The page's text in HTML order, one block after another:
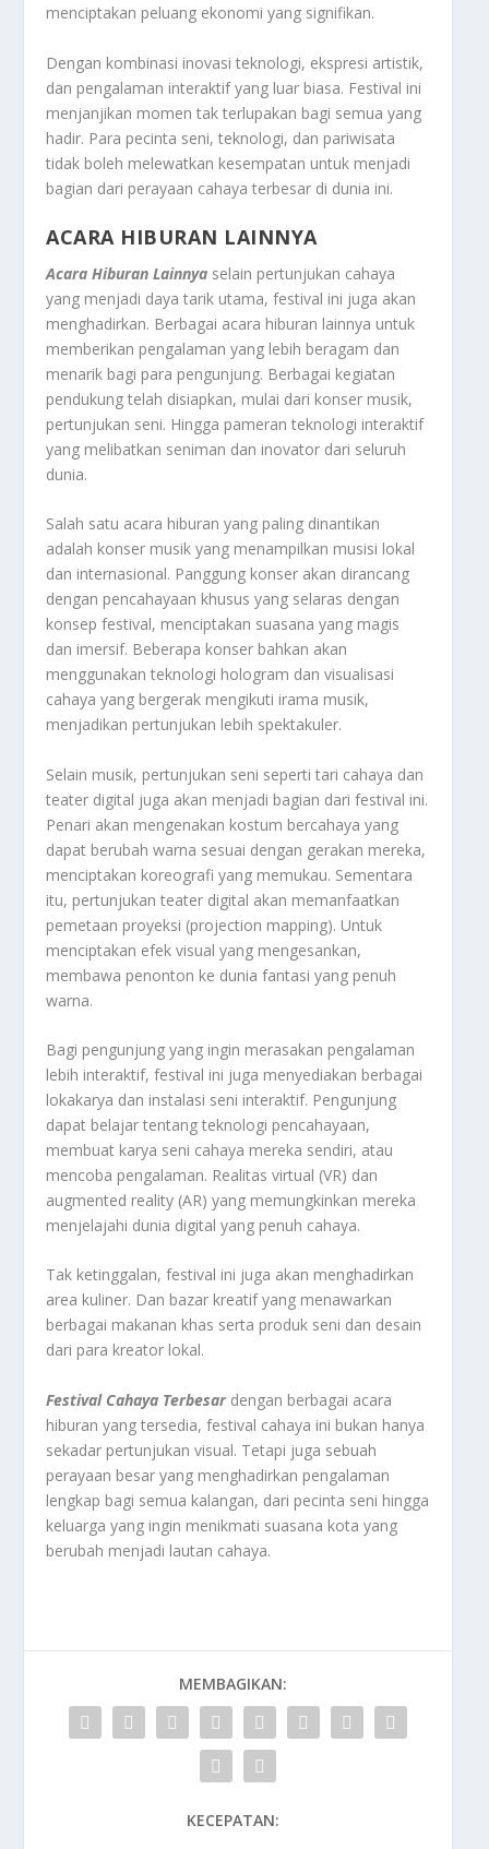
menciptakan peluang ekonomi yang signifikan.
Dengan kombinasi inovasi teknologi, ekspresi artistik,
dan pengalaman interaktif yang luar biasa. Festival ini
menjanjikan momen tak terlupakan bagi semua yang
hadir. Para pecinta seni, teknologi, dan pariwisata
tidak boleh melewatkan kesempatan untuk menjadi
bagian dari perayaan cahaya terbesar di dunia ini.
ACARA HIBURAN LAINNYA
Acara Hiburan Lainnya selain pertunjukan cahaya
yang menjadi daya tarik utama, festival ini juga akan
menghadirkan. Berbagai acara hiburan lainnya untuk
memberikan pengalaman yang lebih beragam dan
menarik bagi para pengunjung. Berbagai kegiatan
pendukung telah disiapkan, mulai dari konser musik,
pertunjukan seni. Hingga pameran teknologi interaktif
yang melibatkan seniman dan inovator dari seluruh
dunia.
Salah satu acara hiburan yang paling dinantikan
adalah konser musik yang menampilkan musisi lokal
dan internasional. Panggung konser akan dirancang
dengan pencahayaan khusus yang selaras dengan
konsep festival, menciptakan suasana yang magis
dan imersif. Beberapa konser bahkan akan
menggunakan teknologi hologram dan visualisasi
cahaya yang bergerak mengikuti irama musik,
menjadikan pertunjukan lebih spektakuler.
Selain musik, pertunjukan seni seperti tari cahaya dan
teater digital juga akan menjadi bagian dari festival ini.
Penari akan mengenakan kostum bercahaya yang
dapat berubah warna sesuai dengan gerakan mereka,
menciptakan koreografi yang memukau. Sementara
itu, pertunjukan teater digital akan memanfaatkan
pemetaan proyeksi (projection mapping). Untuk
menciptakan efek visual yang mengesankan,
membawa penonton ke dunia fantasi yang penuh
warna.
Bagi pengunjung yang ingin merasakan pengalaman
lebih interaktif, festival ini juga menyediakan berbagai
lokakarya dan instalasi seni interaktif. Pengunjung
dapat belajar tentang teknologi pencahayaan,
membuat karya seni cahaya mereka sendiri, atau
mencoba pengalaman. Realitas virtual (VR) dan
augmented reality (AR) yang memungkinkan mereka
menjelajahi dunia digital yang penuh cahaya.
Tak ketinggalan, festival ini juga akan menghadirkan
area kuliner. Dan bazar kreatif yang menawarkan
berbagai makanan khas serta produk seni dan desain
dari para kreator lokal.
Festival Cahaya Terbesardengan berbagai acara
hiburan yang tersedia, festival cahaya ini bukan hanya
sekadar pertunjukan visual. Tetapi juga sebuah
perayaan besar yang menghadirkan pengalaman
lengkap bagi semua kalangan, dari pecinta seni hingga
keluarga yang ingin menikmati suasana kota yang
berubah menjadi lautan cahaya.
MEMBAGIKAN:
KECEPATAN: